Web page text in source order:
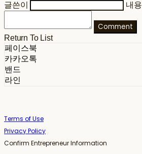
글쓴이
내용
Comment
Return To List
페이스북
카카오톡
밴드
라인
Terms of Use
Privacy Policy
Confirm Entrepreneur Information